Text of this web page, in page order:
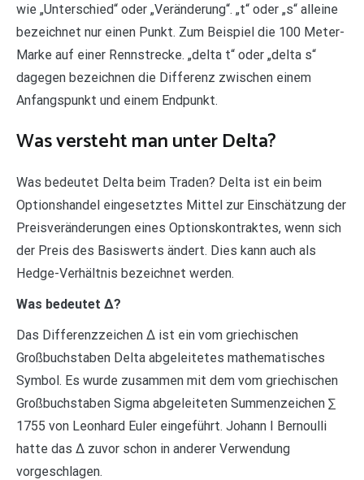
wie „Unterschied“ oder „Veränderung“. „t“ oder „s“ alleine
bezeichnet nur einen Punkt. Zum Beispiel die 100 Meter-
Marke auf einer Rennstrecke. „delta t“ oder „delta s“
dagegen bezeichnen die Differenz zwischen einem
Anfangspunkt und einem Endpunkt.
Was versteht man unter Delta?
Was bedeutet Delta beim Traden? Delta ist ein beim
Optionshandel eingesetztes Mittel zur Einschätzung der
Preisveränderungen eines Optionskontraktes, wenn sich
der Preis des Basiswerts ändert. Dies kann auch als
Hedge-Verhältnis bezeichnet werden.
Was bedeutet ∆?
Das Differenzzeichen ∆ ist ein vom griechischen
Großbuchstaben Delta abgeleitetes mathematisches
Symbol. Es wurde zusammen mit dem vom griechischen
Großbuchstaben Sigma abgeleiteten Summenzeichen ∑
1755 von Leonhard Euler eingeführt. Johann I Bernoulli
hatte das ∆ zuvor schon in anderer Verwendung
vorgeschlagen.